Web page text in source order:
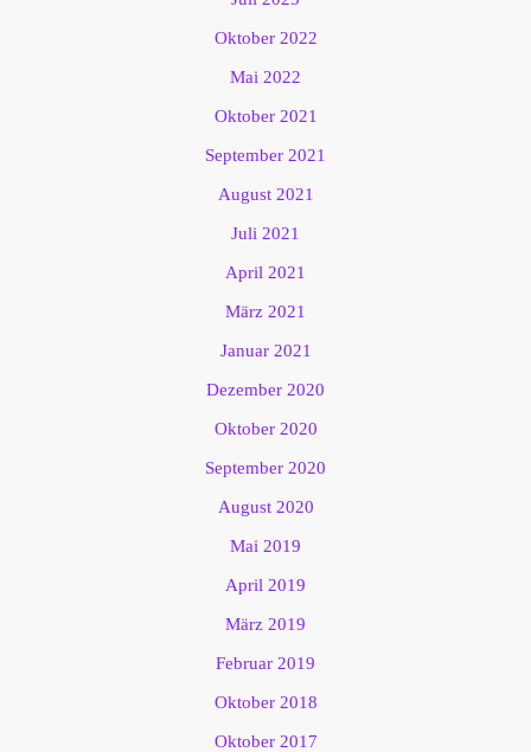
Oktober 2022
Mai 2022
Oktober 2021
September 2021
August 2021
Juli 2021
April 2021
März 2021
Januar 2021
Dezember 2020
Oktober 2020
September 2020
August 2020
Mai 2019
April 2019
März 2019
Februar 2019
Oktober 2018
Oktober 2017